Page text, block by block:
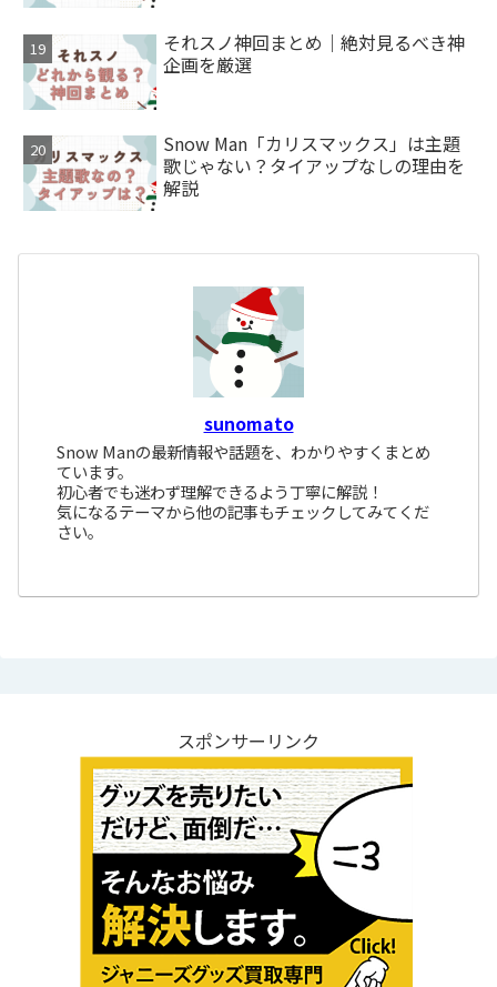
それスノ神回まとめ｜絶対見るべき神
企画を厳選
Snow Man「カリスマックス」は主題
歌じゃない？タイアップなしの理由を
解説
sunomato
Snow Manの最新情報や話題を、わかりやすくまとめ
ています。
初心者でも迷わず理解できるよう丁寧に解説！
気になるテーマから他の記事もチェックしてみてくだ
さい。
スポンサーリンク